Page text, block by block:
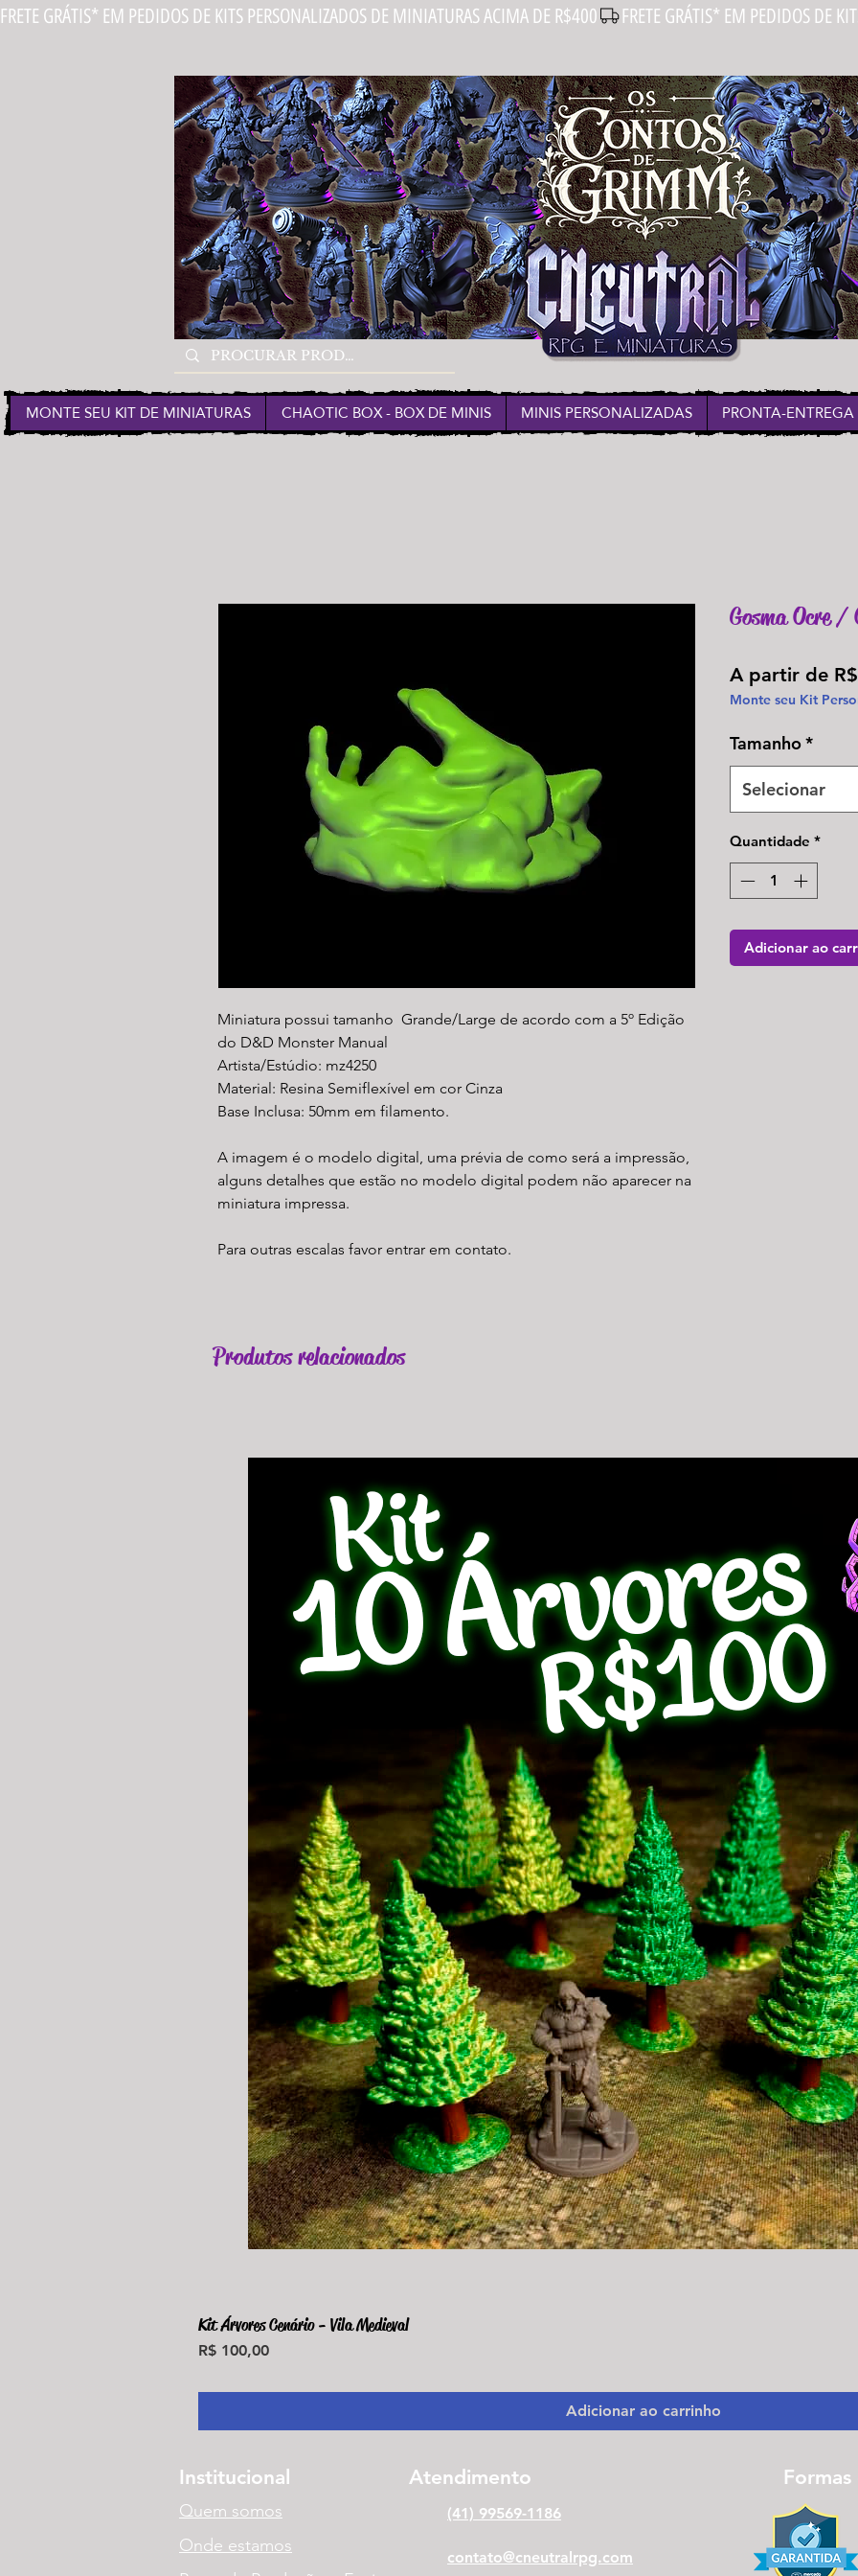
FRETE GRÁTIS* EM PEDIDOS DE KITS PERSONALIZADOS DE MINIATURAS ACIMA DE R$400
MONTE SEU KIT DE MINIATURAS CHAOTIC BOX - BOX DE MINIS MINIS PERSONALIZADAS PRONTA-ENTREGA
Miniatura possui tamanho Grande/Large de acordo com a 5º Edição
do D&D Monster Manual
Artista/Estúdio: mz4250
Material: Resina Semiflexível em cor Cinza
Base Inclusa: 50mm em filamento.
A imagem é o modelo digital, uma prévia de como será a impressão,
alguns detalhes que estão no modelo digital podem não aparecer na
miniatura impressa.
Para outras escalas favor entrar em contato.
Gosma Ocre /
A partir de
Monte seu Kit
Tamanho*
Selecionar
Quantidade *
Adicionar ao
Produtos relacionados
Kit Árvores Cenário - Vila Medieval
Preço
R$ 100,00
Adicionar ao carrinho
Institucional Atendimento
Quem somos (41) 99569-1186
Onde estamos
contato@cneutralrpg.com